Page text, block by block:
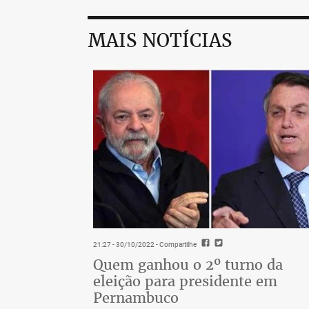
MAIS NOTÍCIAS
21:27 - 30/10/2022- Compartilhe
Quem ganhou o 2º turno da
eleição para presidente em
Pernambuco